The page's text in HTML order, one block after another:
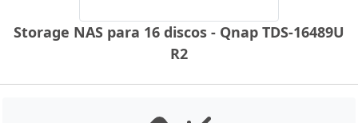
Storage NAS para 16 discos - Qnap TDS-16489U
R2